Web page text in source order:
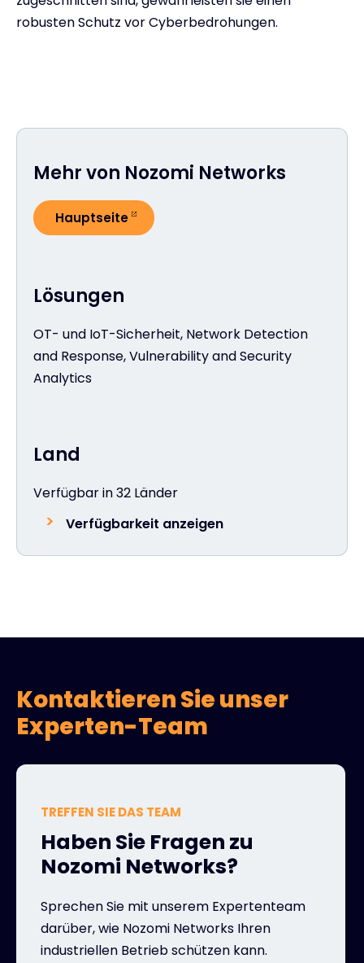
robusten Schutz vor Cyberbedrohungen.
Land
Verfügbar in 32 Länder
Verfügbarkeit anzeigen
Lösungen
OT- und IoT-Sicherheit, Network Detection
and Response, Vulnerability and Security
Analytics
Mehr von Nozomi Networks
Hauptseite
Kontaktieren Sie unser
Experten-Team
TREFFEN SIE DAS TEAM
Haben Sie Fragen zu
Nozomi Networks?
Sprechen Sie mit unserem Expertenteam
darüber, wie Nozomi Networks Ihren
industriellen Betrieb schützen kann.